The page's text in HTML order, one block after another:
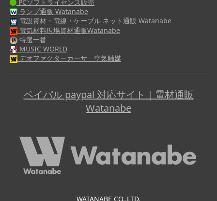
PCソフトライセンス販売
ランプ通販 Watanabe
電設資材・電線・ケーブル ネット通販 Watanabe
電気材料現場資材通販Watanabe
特選一番
MUSIC WORLD
デオファクターカーサ 空気触媒
ペイパル paypal 対応サイト｜電材通販
Watanabe
WATANABE CO.,LTD.